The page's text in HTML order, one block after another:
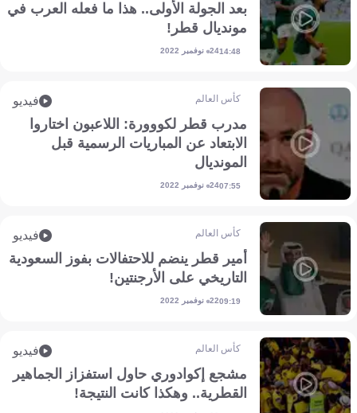
بعد الجولة الأولى.. هذا ما فعله العرب في
مونديال قطر!
14:4824 نوفمبر 2022
كأس العالم فيديو
مدرب قطر لكووورة: اللاعبون اختاروا
الابتعاد عن المباريات الرسمية قبل
المونديال
07:5524 نوفمبر 2022
كأس العالم فيديو
أمير قطر ينضم للاحتفالات بفوز السعودية
التاريخي على الأرجنتين!
09:1922 نوفمبر 2022
كأس العالم فيديو
مشجع إكوادوري حاول استفزاز الجماهير
القطرية.. وهكذا كانت النتيجة!